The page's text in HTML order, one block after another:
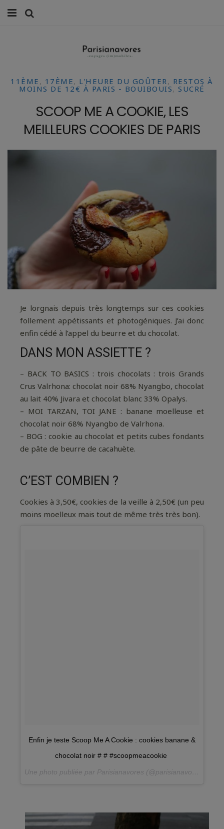
FAMILLE
VOYAGES
WEEK-ENDS
BALADES À PARIS
0 ITEMS -0,00€
11ÈME , 17ÈME, L'HEURE DU GOÛTER, RESTOS À
MOINS DE 12€ À PARIS - BOUIBOUIS,SUCRÉ
SCOOP ME A COOKIE, LES
MEILLEURS COOKIES DE PARIS
Je lorgnais depuis très longtemps sur ces cookies
follement appétissants et photogéniques. J’ai donc
enfin cédé à l’appel du beurre et du chocolat.
DANS MON ASSIETTE ?
– BACK TO BASICS : trois chocolats : trois Grands
Crus Valrhona: chocolat noir 68% Nyangbo, chocolat
au lait 40% Jivara et chocolat blanc 33% Opalys.
– MOI TARZAN, TOI JANE : banane moelleuse et
chocolat noir 68% Nyangbo de Valrhona.
– BOG : cookie au chocolat et petits cubes fondants
de pâte de beurre de cacahuète.
C’EST COMBIEN ?
Cookies à 3,50€, cookies de la veille à 2,50€ (un peu
moins moelleux mais tout de même très très bon).
Enfin je teste Scoop Me A Cookie : cookies banane &
chocolat noir # # #scoopmeacookie